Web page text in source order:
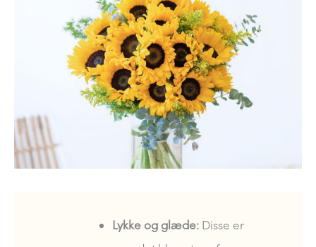
Lykke og glæde:Disse er